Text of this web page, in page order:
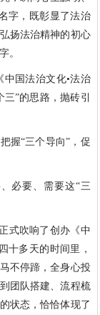
字，既彰显了法治
扬法治精神的初心
。
国法治文化•法治
”的思路，抛砖引
握“三个导向”，促
必要、需要这“三
式吹响了创办《中
十多天的时间里，
不停蹄，全身心投
团队搭建、流程梳
状态，恰恰体现了